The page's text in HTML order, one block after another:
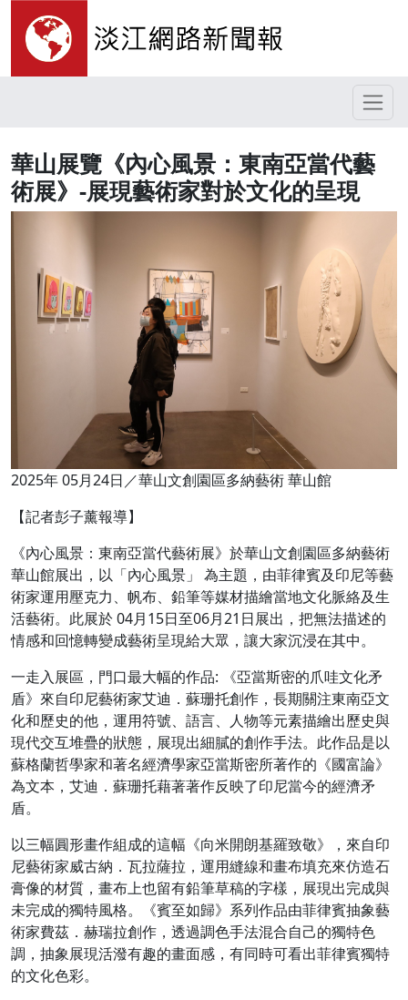
華山展覽《內心風景：東南亞當代藝
術展》-展現藝術家對於文化的呈現
2025年 05月24日／華山文創園區多納藝術 華山館
【記者彭子薰報導】
《內心風景：東南亞當代藝術展》於華山文創園區多納藝術
華山館展出，以「內心風景」 為主題，由菲律賓及印尼等藝
術家運用壓克力、帆布、鉛筆等媒材描繪當地文化脈絡及生
活藝術。此展於 04月15日至06月21日展出，把無法描述的
情感和回憶轉變成藝術呈現給大眾，讓大家沉浸在其中。
一走入展區，門口最大幅的作品: 《亞當斯密的爪哇文化矛
盾》來自印尼藝術家艾迪．蘇珊托創作，長期關注東南亞文
化和歷史的他，運用符號、語言、人物等元素描繪出歷史與
現代交互堆疊的狀態，展現出細膩的創作手法。此作品是以
蘇格蘭哲學家和著名經濟學家亞當斯密所著作的《國富論》
為文本，艾迪．蘇珊托藉著著作反映了印尼當今的經濟矛
盾。
以三幅圓形畫作組成的這幅《向米開朗基羅致敬》，來自印
尼藝術家威古納．瓦拉薩拉，運用縫線和畫布填充來仿造石
膏像的材質，畫布上也留有鉛筆草稿的字樣，展現出完成與
未完成的獨特風格。《賓至如歸》系列作品由菲律賓抽象藝
術家費茲．赫瑞拉創作，透過調色手法混合自己的獨特色
調，抽象展現活潑有趣的畫面感，有同時可看出菲律賓獨特
的文化色彩。